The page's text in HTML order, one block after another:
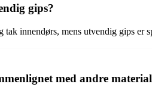
gips?
innendørs, mens utvendig gips er
med andre